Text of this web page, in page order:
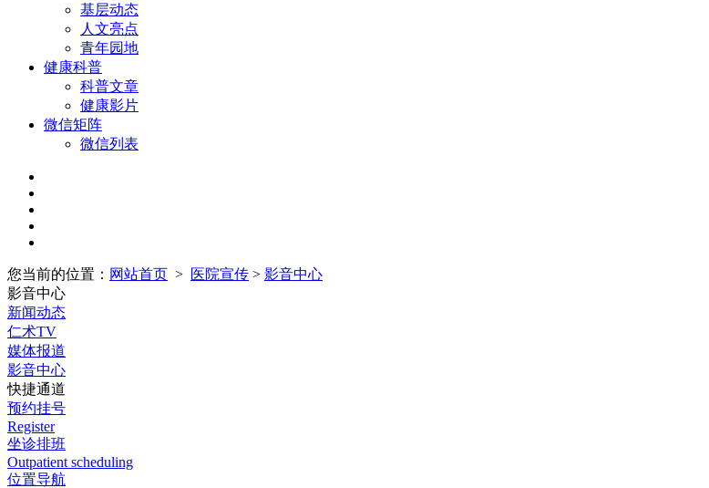
基层动态
人文亮点
青年园地
健康科普
科普文章
健康影片
微信矩阵
微信列表
您当前的位置： 网站首页 > 医院宣传 > 影音中心
影音中心
新闻动态
仁术TV
媒体报道
影音中心
快捷通道
预约挂号
Register
坐诊排班
Outpatient scheduling
位置导航